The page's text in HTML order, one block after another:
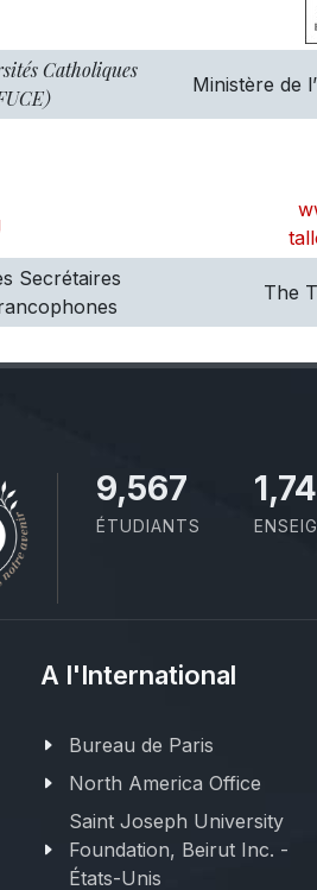
Catholiques
Ministère de
Secrétaires
The
11,727
ÉTUDIANTS
A l'International
Bureau de Paris
North America Office
Saint Joseph University
Foundation, Beirut Inc. -
États-Unis